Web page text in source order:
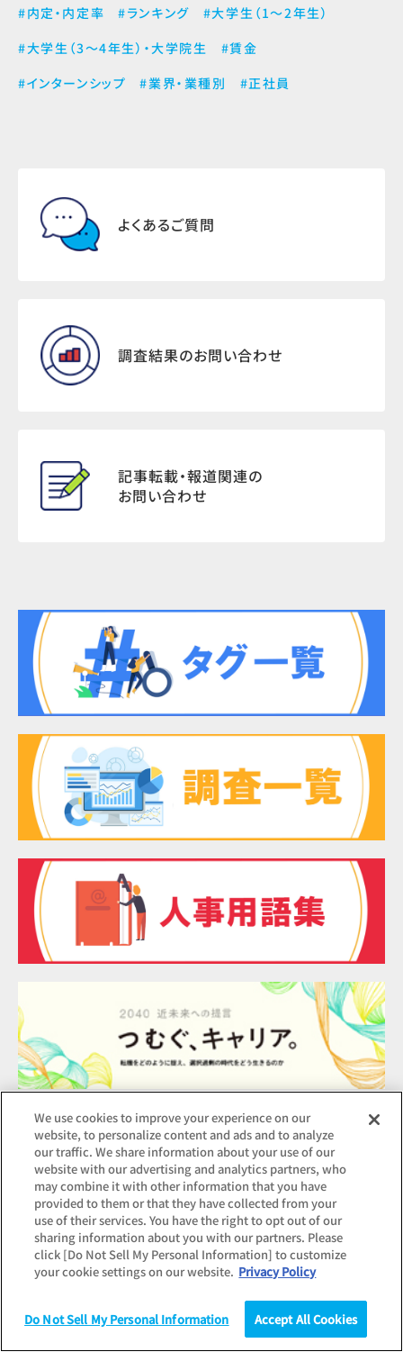
統計（データ） コラム
#内定・内定率 #ランキング
#大学生（1～2年生）
#大学生（3～4年生）・大学院生
#賃金
#インターンシップ
#業界・業種別 #正社員
よくあるご質問
調査結果のお問い合わせ
記事転載・報道関連の
お問い合わせ
HOME 調査・データ 在日外国人のアルバイト実態調査
用語集
よくあるご質問
個人情報保護方針
We use cookies to improve your experience on our
website, to personalize content and ads and to analyze
our traffic. We share information about your use of our
website with our advertising and analytics partners, who
may combine it with other information that you have
provided to them or that they have collected from your
use of their services. You have the right to opt out of our
sharing information about you with our partners. Please
click [Do Not Sell My Personal Information] to customize
your cookie settings on our website. Privacy Policy
Do Not Sell My Personal Information Accept All Cookies